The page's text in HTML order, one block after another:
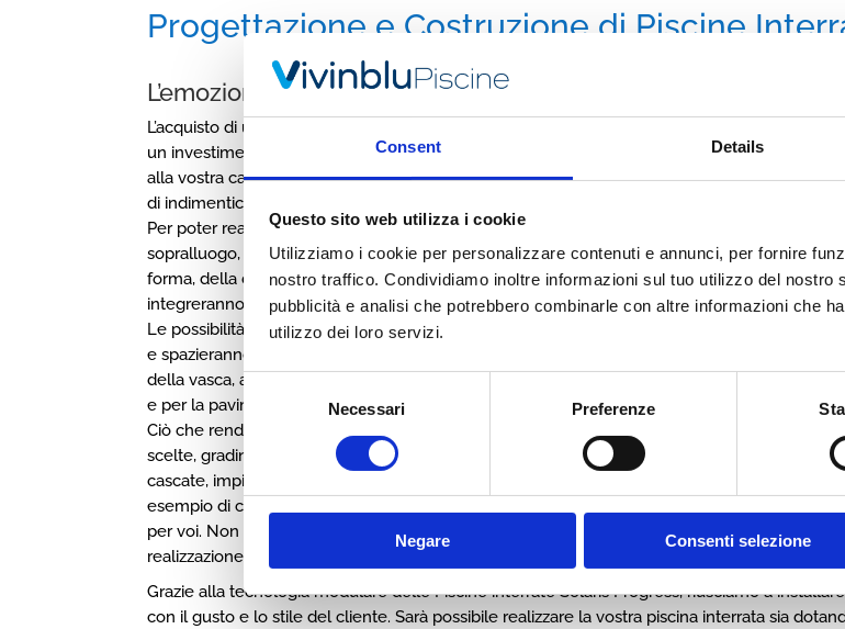
Consent Details
Questo sito web utilizza i cookie
Utilizziamo i cookie per personalizzare contenuti e annunci, per fornire
nostro traffico. Condividiamo inoltre informazioni sul tuo utilizzo del nostro
pubblicità e analisi che potrebbero combinarle con altre informazioni che
utilizzo dei loro servizi.
Consent
Selection
Necessari Preferenze
Negare Consenti selezione
Progettazione e Costruzione di Piscine
L’emozione di un acquisto per il tuo relax
L’acquisto di una piscina, che sia essa interrata o fuori terra, è sicuramente
un investimento importante, donerà maggior allegria, bellezza e valore
alla vostra casa, ma ancor di più, vi permetterà di trascorrere dei momenti
di indimenticabile relax insieme ai vostri amici o ai vostri famigliari.
Per poter realizzare le vostre idee, Vivinblu Piscine
sopralluogo, questo al fine di consigliarvi al meglio sulla scelta della
forma, della dimensione e circa l’utilizzo dei materiali più appropriati che si
integreranno perfettamente con lo stile della vostra casa.
Le possibilità che Vivinblu Piscine vi proporrà saranno pressoché infinite
e spazieranno dai materiali per la viva costruzione, al colore del fondo
della vasca, al tipo di entrata in acqua, ai materiali da utilizzare per il bordo
e per la pavimentazione.
Ciò che renderà unica la vostra piscina saranno solamente le vostre
scelte, gradinate, entrata a spiaggia, spazi riservati all’idromassaggio,
cascate, impianti di filtrazione, colori e forme sono solo un piccolo
esempio di ciò che
per voi. Non date limite alla fantasia perchè per noi non ci sono limiti di
realizzazione.
Grazie alla tecnologia modulare delle Piscine interrate Solaris Progress, riusciamo a
con il gusto e lo stile del cliente. Sarà possibile realizzare la vostra piscina interrata sia